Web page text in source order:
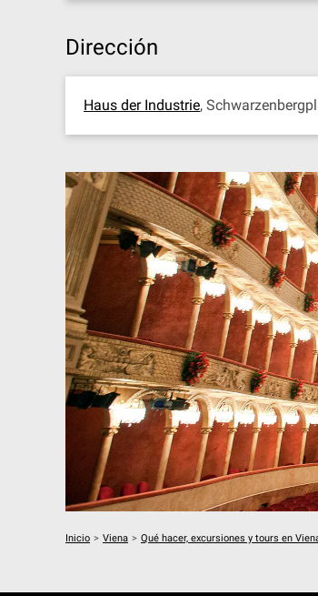
Dirección
Haus der Industrie,
Inicio > Viena > Qué hacer, excursiones y tours en